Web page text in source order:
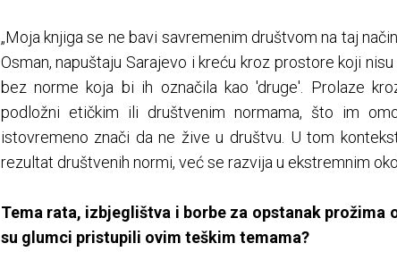
„Moja knjiga se ne bavi savremenim društvom na taj
Osman, napuštaju Sarajevo i kreću kroz prostore koji
bez norme koja bi ih označila kao 'druge'. Prolaze
podložni etičkim ili društvenim normama, što im
istovremeno znači da ne žive u društvu. U tom
rezultat društvenih normi, već se razvija u ekstremnim
Tema rata, izbjeglištva i borbe za opstanak prožima
su glumci pristupili ovim teškim temama?